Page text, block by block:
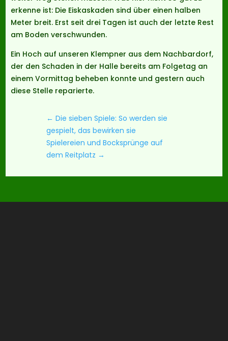
erkenne ist: Die Eiskaskaden sind über einen halben
Meter breit. Erst seit drei Tagen ist auch der letzte Rest
am Boden verschwunden.
Ein Hoch auf unseren Klempner aus dem Nachbardorf,
der den Schaden in der Halle bereits am Folgetag an
einem Vormittag beheben konnte und gestern auch
diese Stelle reparierte.
←Die sieben Spiele: So werden sie
gespielt, das bewirken sie
Spielereien und Bocksprünge auf
dem Reitplatz →